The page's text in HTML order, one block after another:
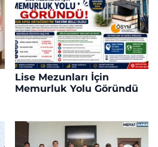
Lise Mezunları İçin
Memurluk Yolu Göründü